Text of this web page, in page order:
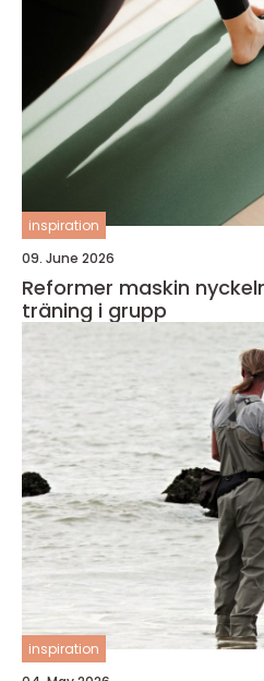
inspiration
09. June 2026
Reformer maskin nyckeln till effektiv, modern
träning i grupp
inspiration